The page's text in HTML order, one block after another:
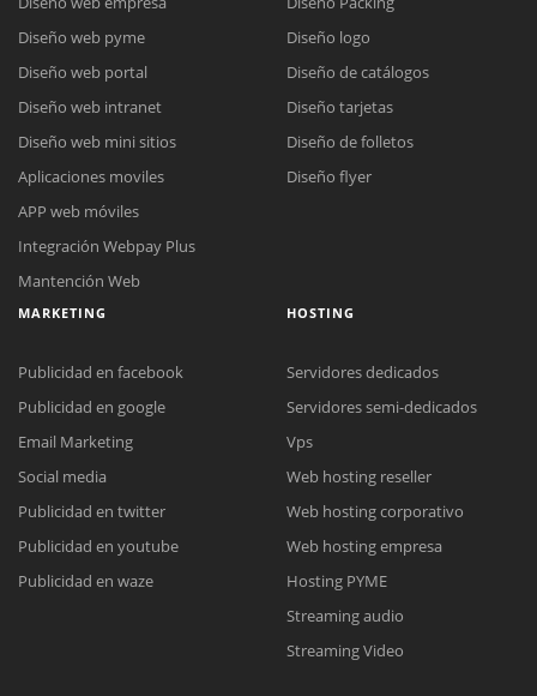
Reunión online
Nuestros ejecutivos le enviarán un correo electrónico con el enlace a
Meet para la reunión online.
Cotización
Todos nuestros ejecutivos están fuera de línea. Complete el formulario
Diseño web pyme
Diseño web portal
Diseño web intranet
Diseño web mini sitios
Aplicaciones moviles
APP web móviles
Integración Webpay Plus
Mantención Web
Diseño logo
Diseño de catálogos
Diseño tarjetas
Diseño de folletos
Diseño flyer
MARKETING
Publicidad en facebook
Publicidad en google
Email Marketing
Social media
Publicidad en twitter
Publicidad en youtube
Publicidad en waze
HOSTING
Servidores dedicados
Servidores semi-dedicados
Vps
Web hosting reseller
Web hosting corporativo
Web hosting empresa
Hosting PYME
Streaming audio
Streaming Video